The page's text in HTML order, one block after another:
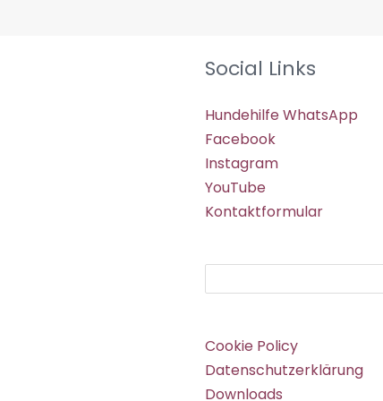
Social Links
Hundehilfe WhatsApp
Facebook
Instagram
YouTube
Kontaktformular
Cookie Policy
Datenschutzerklärung
Downloads